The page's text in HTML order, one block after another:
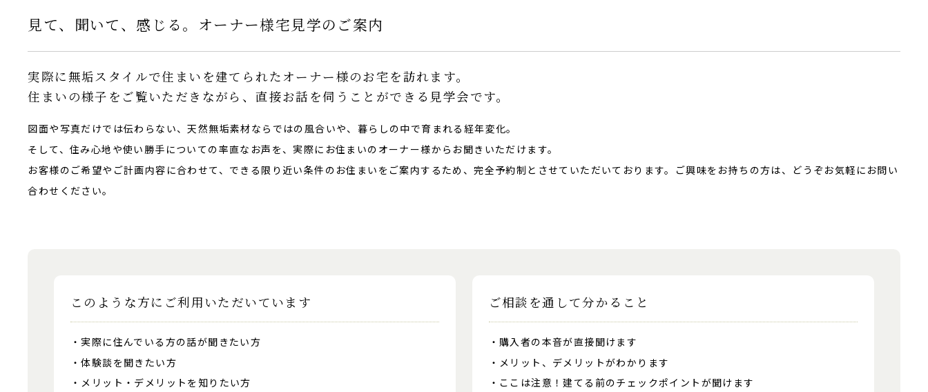
見て、聞いて、感じる。オーナー様宅見学のご案内
実際に無垢スタイルで住まいを建てられたオーナー様のお宅を訪れます。
住まいの様子をご覧いただきながら、直接お話を伺うことができる見学会です。
図面や写真だけでは伝わらない、天然無垢素材ならではの風合いや、暮らしの中で育まれる経年変化。
そして、住み心地や使い勝手についての率直なお声を、実際にお住まいのオーナー様からお聞きいただけます。
お客様のご希望やご計画内容に合わせて、できる限り近い条件のお住まいをご案内するため、完全予約制とさせていただいております。ご興味をお持ちの方は、どうぞお気軽にお問い
合わせください。
このような方にご利用いただいています
実際に住んでいる方の話が聞きたい方
体験談を聞きたい方
メリット・デメリットを知りたい方
ご相談を通して分かること
購入者の本音が直接聞けます
メリット、デメリットがわかります
ここは注意！建てる前のチェックポイントが聞けます